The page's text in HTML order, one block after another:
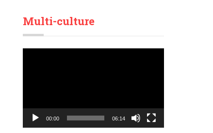
Multi-culture
00:00 06:14